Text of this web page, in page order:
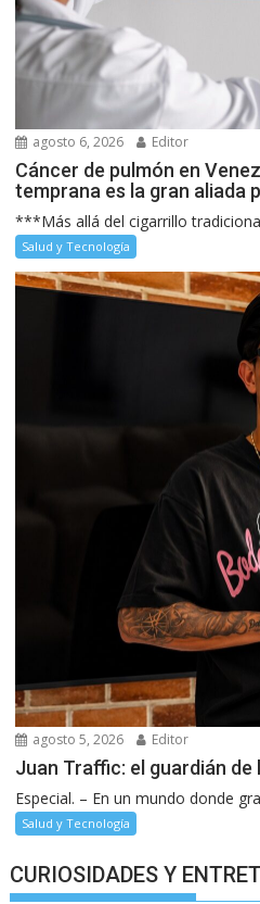
agosto 6, 2026 Editor
Cáncer de pulmón en
temprana es la gran aliada
***Más allá del cigarrillo
Salud y Tecnología
agosto 5, 2026 Editor
Juan Traffic: el guardián
Especial. – En un mundo donde
Salud y Tecnología
CURIOSIDADES Y